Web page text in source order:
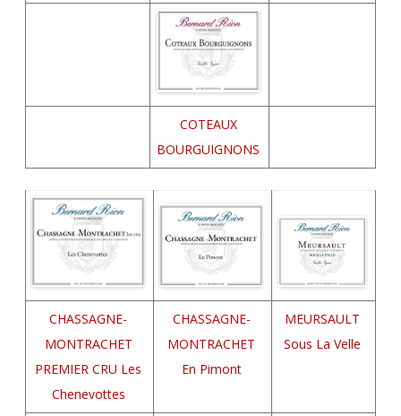
COTEAUX
BOURGUIGNONS
CHASSAGNE-
MONTRACHET
PREMIER CRU Les
Chenevottes
CHASSAGNE-
MONTRACHET
En Pimont
MEURSAULT
Sous La Velle